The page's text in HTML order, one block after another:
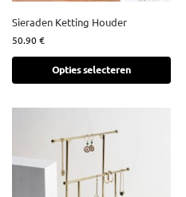
Sieraden Ketting Houder
50.90€
Opties selecteren